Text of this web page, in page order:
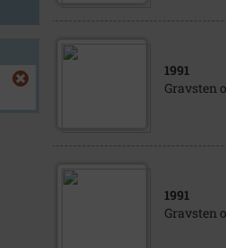
1991
Gravsten
1991
Gravsten